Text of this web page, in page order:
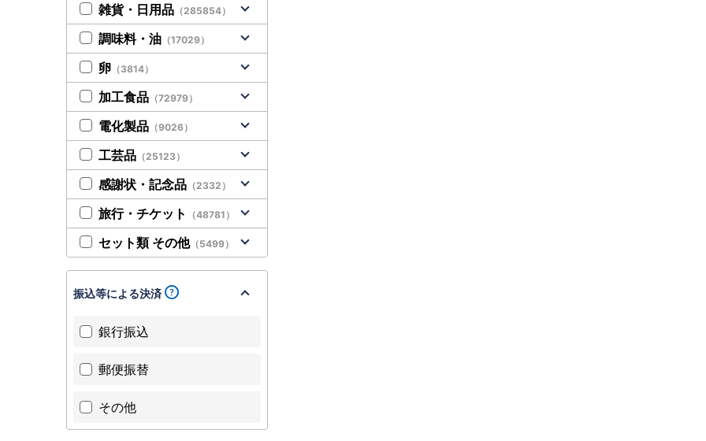
雑貨・日用品 （285854）
調味料・油 （17029）
卵 （3814）
加工食品 （72979）
電化製品 （9026）
工芸品 （25123）
感謝状・記念品 （2332）
旅行・チケット （48781）
セット類 その他（5499）
振込等による決済
銀行振込
郵便振替
その他